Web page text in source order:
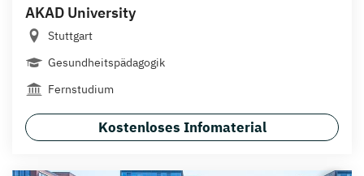
AKAD University
Stuttgart
Gesundheitspädagogik
Fernstudium
Kostenloses Infomaterial